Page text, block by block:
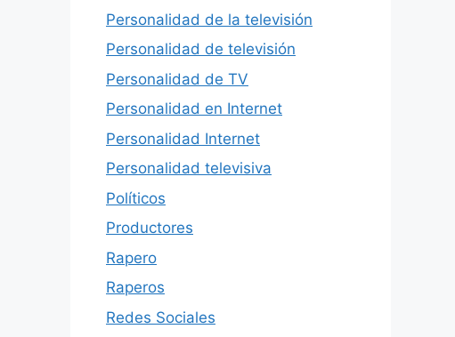
Personalidad de la televisión
Personalidad de televisión
Personalidad de TV
Personalidad en Internet
Personalidad Internet
Personalidad televisiva
Políticos
Productores
Rapero
Raperos
Redes Sociales